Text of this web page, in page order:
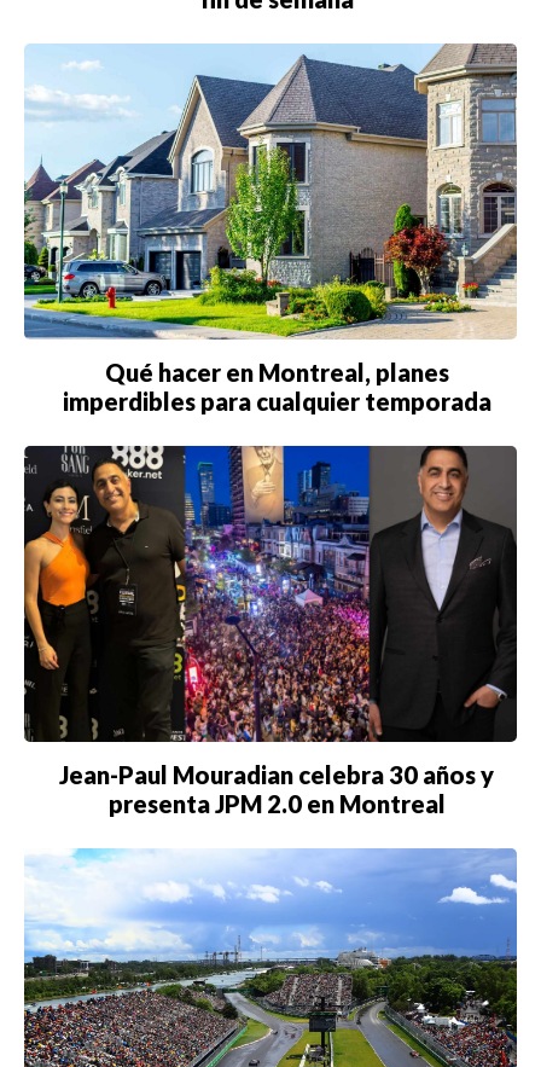
Qué hacer en Montreal, planes
imperdibles para cualquier temporada
Jean-Paul Mouradian celebra 30 años y
presenta JPM 2.0 en Montreal